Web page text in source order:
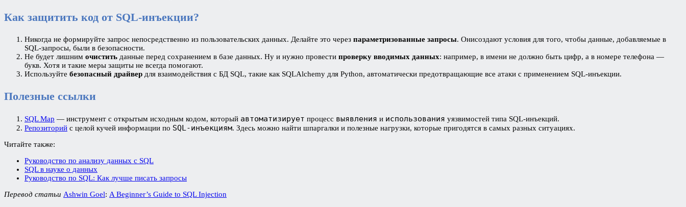
Как защитить код от SQL-инъекции?
Никогда не формируйте запрос непосредственно из пользовательских данных. Делайте это через параметризованные запросы. Онисоздают условия для того, чтобы данные, добавляемые в
SQL-запросы, были в безопасности.
Не будет лишним очистить данные перед сохранением в базе данных. Ну и нужно провести проверку вводимых данных: например, в имени не должно быть цифр, а в номере телефона —
букв. Хотя и такие меры защиты не всегда помогают.
Используйте безопасный драйвер для взаимодействия с БД SQL, такие как SQLAlchemy для Python, автоматически предотвращающие все атаки с применением SQL-инъекции.
Полезные ссылки
SQL Map — инструмент с открытым исходным кодом, который автоматизирует процесс выявления и использования уязвимостей типа SQL-инъекций.
Репозиторий с целой кучей информации по SQL-инъекциям. Здесь можно найти шпаргалки и полезные нагрузки, которые пригодятся в самых разных ситуациях.
Читайте также:
Руководство по анализу данных с SQL
SQL в науке о данных
Руководство по SQL: Как лучше писать запросы
Перевод статьи Ashwin Goel: A Beginner’s Guide to SQL Injection